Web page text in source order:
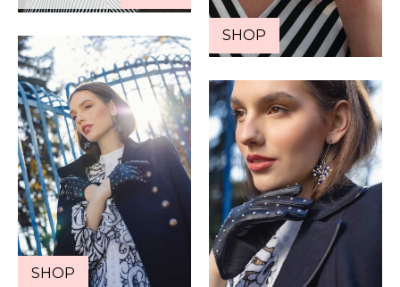
SHOP
SHOP